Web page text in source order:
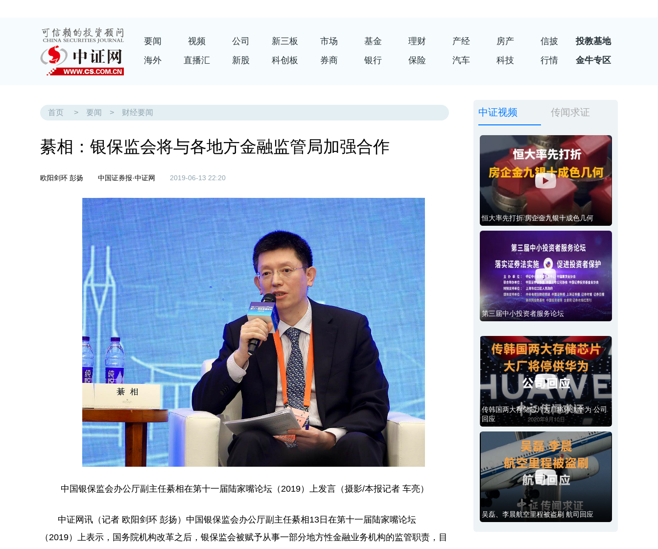
要闻 视频 公司 新三板 市场 基金 理财 产经 房产 信披
投教基地
海外
直播汇 新股 科创板 券商 银行 保险 汽车 科技 行情 金牛专区
首页 > 要闻 > 财经要闻
綦相：银保监会将与各地方金融监管局加强合作
欧阳剑环 彭扬 中国证券报·中证网 2019-06-13 22:20
中国银保监会办公厅副主任綦相在第十一届陆家嘴论坛（2019）上发言（摄影/本报记者 车亮）
中证网讯（记者 欧阳剑环 彭扬）中国银保监会办公厅副主任綦相13日在第十一届陆家嘴论坛
（2019）上表示，国务院机构改革之后，银保监会被赋予从事一部分地方性金融业务机构的监管职责，目
中证视频 传闻求证
恒大率先打折 房企金九银十成色几何
第三届中小投资者服务论坛
传韩国两大存储芯片大厂将停供华为 公司
回应
吴磊、李晨航空里程被盗刷 航司回应